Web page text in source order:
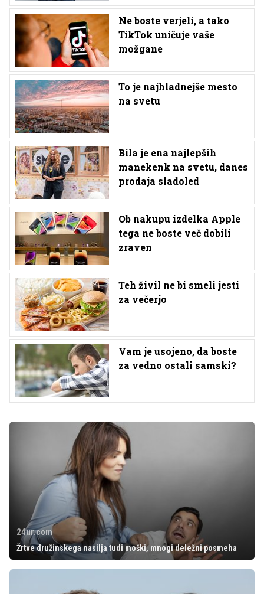
Ne boste verjeli, a tako
TikTok uničuje vaše
možgane
To je najhladnejše mesto
na svetu
Bila je ena najlepših
manekenk na svetu, danes
prodaja sladoled
Ob nakupu izdelka Apple
tega ne boste več dobili
zraven
Teh živil ne bi smeli jesti
za večerjo
Vam je usojeno, da boste
za vedno ostali samski?
24ur.com
Žrtve družinskega nasilja tudi moški, mnogi deležni posmeha